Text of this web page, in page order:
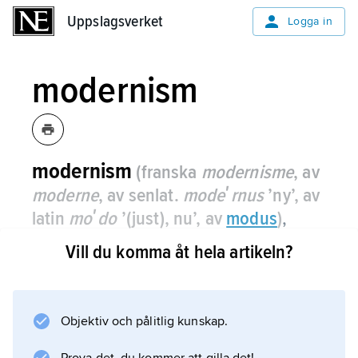
Uppslagsverket Logga in
modernism
modernism (franska modernisme, av
moderne, av senlat. modeʹrnus’ny’, av
latin moʹdo’(just), nu’, av modus),
radikal riktning inom romersk-katolska
kyrkan vid 1900-talets början.
Alfred Loisy och britten George Tyrrell.
Vill du komma åt hela artikeln?
Objektiv och pålitlig kunskap.